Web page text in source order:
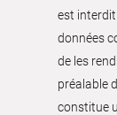
est interdit
données
de les
préalable
constitue